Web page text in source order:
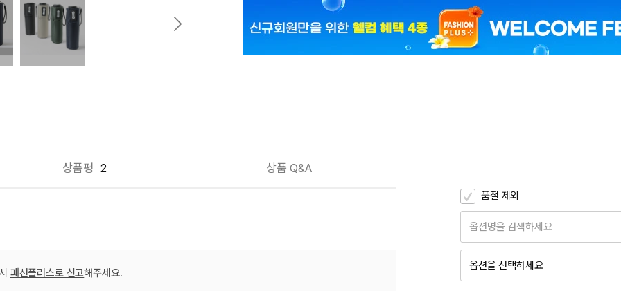
파라체이스 카본 5단 140g 우양산 민트
파라체이스 카본 5단 140g 우양산 블랙
상품평 2 상품 Q&A
품절 제외
옵션명을 검색하세요
옵션을 선택하세요